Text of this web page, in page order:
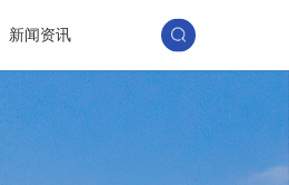
新闻资讯